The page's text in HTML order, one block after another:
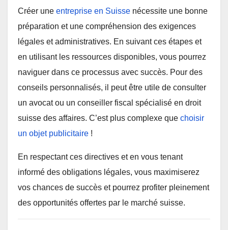
Créer une entreprise en Suisse nécessite une bonne
préparation et une compréhension des exigences
légales et administratives. En suivant ces étapes et
en utilisant les ressources disponibles, vous pourrez
naviguer dans ce processus avec succès. Pour des
conseils personnalisés, il peut être utile de consulter
un avocat ou un conseiller fiscal spécialisé en droit
suisse des affaires. C’est plus complexe que choisir
un objet publicitaire !
En respectant ces directives et en vous tenant
informé des obligations légales, vous maximiserez
vos chances de succès et pourrez profiter pleinement
des opportunités offertes par le marché suisse.